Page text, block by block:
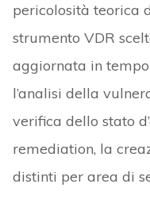
pericolosità teorica
strumento VDR
aggiornata in
l’analisi della
verifica dello stato
remediation, la
distinti per area di